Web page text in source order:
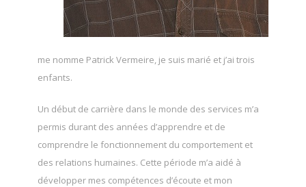
me nomme Patrick Vermeire, je suis marié et j’ai trois
enfants.
Un début de carrière dans le monde des services m’a
permis durant des années d’apprendre et de
comprendre le fonctionnement du comportement et
des relations humaines. Cette période m’a aidé à
développer mes compétences d’écoute et mon